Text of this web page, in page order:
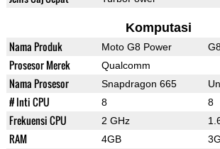
Komputasi
Nama Produk Moto G8 Power
Prosesor Merek Qualcomm
Nama Prosesor Snapdragon 665
# Inti CPU 8 8
Frekuensi CPU 2 GHz
RAM 4GB